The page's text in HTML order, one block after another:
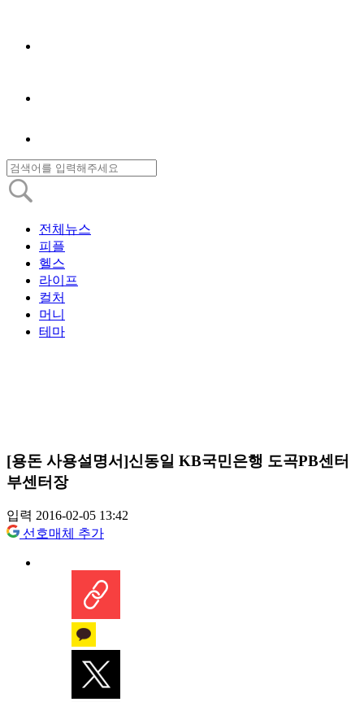
전체뉴스
피플
헬스
라이프
컬처
머니
테마
[용돈 사용설명서]신동일 KB국민은행 도곡PB센터
부센터장
입력 2016-02-05 13:42
선호매체 추가